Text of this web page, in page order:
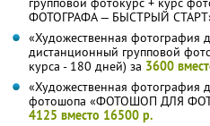
ФОТОГРАФА — БЫСТРЫЙ
«Художественная фотография
дистанционный групповой
курса - 180 дней) за 3600
«Художественная фотография
фотошопа «ФОТОШОП ДЛЯ
4125 вместо 16500 р.